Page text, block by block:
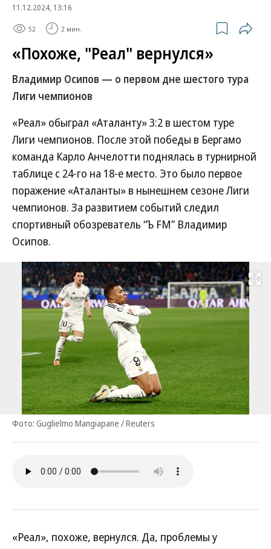
11.12.2024, 13:16
52 2 мин.
«Похоже, "Реал" вернулся»
Владимир Осипов — о первом дне шестого тура
Лиги чемпионов
«Реал» обыграл «Аталанту» 3:2 в шестом туре
Лиги чемпионов. После этой победы в Бергамо
команда Карло Анчелотти поднялась в турнирной
таблице с 24-го на 18-е место. Это было первое
поражение «Аталанты» в нынешнем сезоне Лиги
чемпионов. За развитием событий следил
спортивный обозреватель “Ъ FM” Владимир
Осипов.
Развернуть
Фото: Guglielmo Mangiapane / Reuters
«Реал», похоже, вернулся. Да, проблемы у